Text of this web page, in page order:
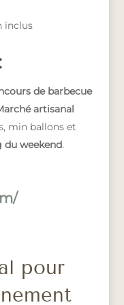
inclus
de barbecue
artisanal
min ballons et
weekend.
pour